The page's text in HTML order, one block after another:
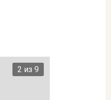
2 из 9